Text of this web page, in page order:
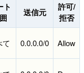
ト
送信元
許可/
拒否
て 0.0.0.0/0 Allow